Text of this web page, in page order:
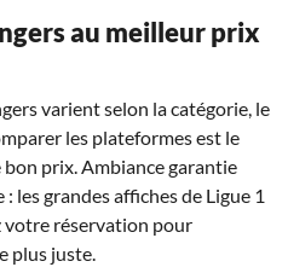
au meilleur prix
varient selon la catégorie, le
les plateformes est le
prix. Ambiance garantie
les grandes affiches de Ligue 1
votre réservation pour
plus juste.